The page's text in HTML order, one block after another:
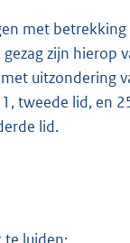
met
zijn hierop
uitzondering
tweede lid, en
lid.